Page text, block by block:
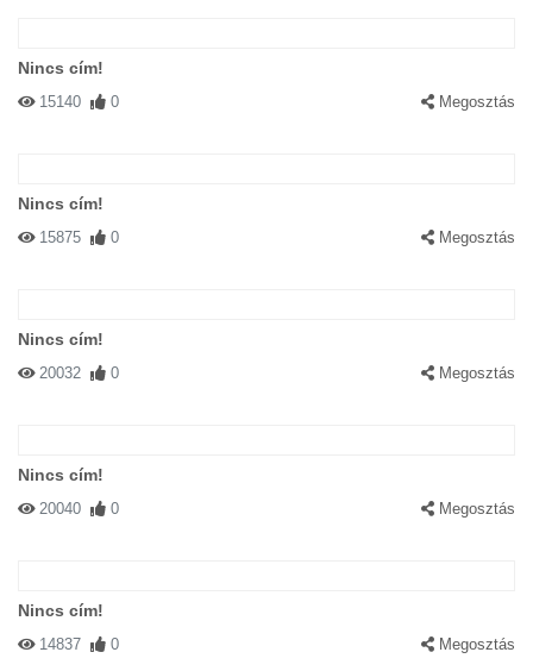
Nincs cím!
15140 0 Megosztás
Nincs cím!
15875 0 Megosztás
Nincs cím!
20032 0 Megosztás
Nincs cím!
20040 0 Megosztás
Nincs cím!
14837 0 Megosztás